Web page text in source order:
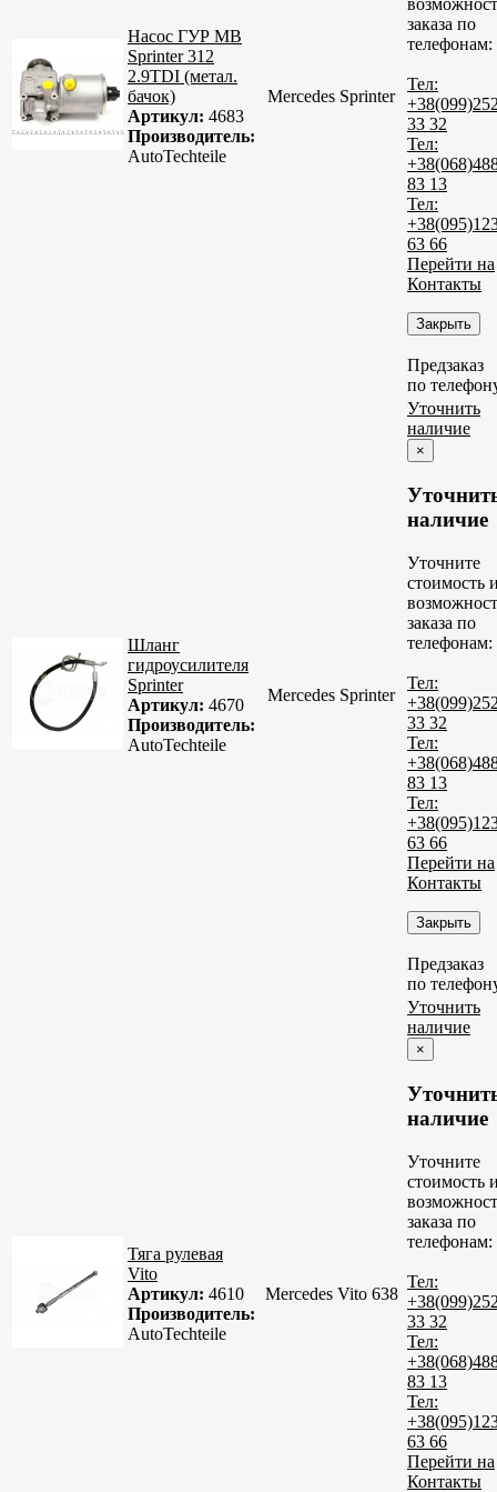
Насос ГУР MB
Sprinter 312
2.9TDI (метал.
бачок)
Артикул: 4683
Производитель:
AutoTechteile
Mercedes Sprinter
заказа по
телефонам:
Тел:
33 32
Тел:
83 13
Тел:
63 66
Перейти на
Контакты
Закрыть
Предзаказ
по
Шланг
гидроусилителя
Sprinter
Артикул: 4670
Производитель:
AutoTechteile
Mercedes Sprinter
Уточнить
наличие
×
наличие
Уточните
стоимость
заказа по
телефонам:
Тел:
33 32
Тел:
83 13
Тел:
63 66
Перейти на
Контакты
Закрыть
Предзаказ
по
Тяга рулевая
Vito
Артикул: 4610
Производитель:
AutoTechteile
Mercedes Vito 638
Уточнить
наличие
×
наличие
Уточните
стоимость
заказа по
телефонам:
Тел:
33 32
Тел:
83 13
Тел:
63 66
Перейти на
Контакты